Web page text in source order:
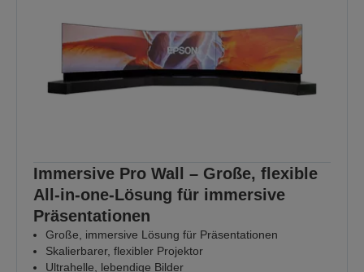
Immersive Pro Wall – Große, flexible
All-in-one-Lösung für immersive
Präsentationen
Große, immersive Lösung für Präsentationen
Skalierbarer, flexibler Projektor
Ultrahelle, lebendige Bilder